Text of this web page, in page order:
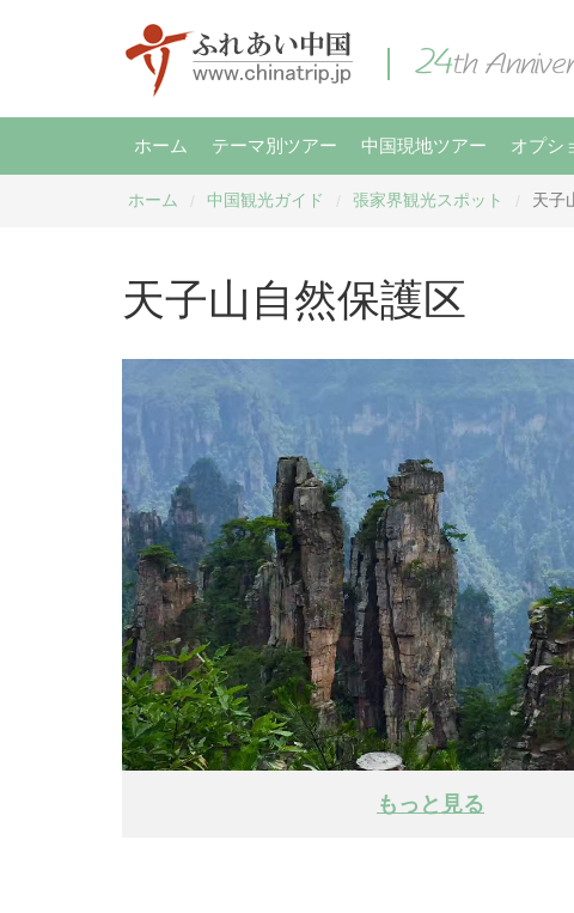
ホーム テーマ別ツアー 中国現地ツアー オプシ
ホーム 中国観光ガイド 張家界観光スポット 天子
天子山自然保護区
もっと見る